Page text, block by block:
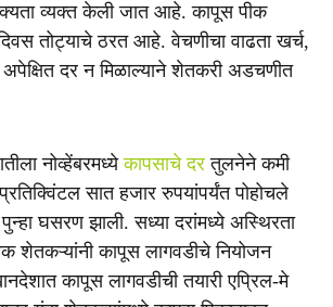
व्यक्त केली जात आहे. कापूस पीक
तोट्याचे ठरत आहे. वेचणीचा वाढता खर्च,
दर न मिळाल्याने शेतकरी अडचणीत
नोव्हेंबरमध्येकापसाचे दर तुलनेने कमी
सात हजार रुपयांपर्यंत पोहोचले
घसरण झाली. सध्या दरांमध्ये अस्थिरता
शेतकऱ्यांनी कापूस लागवडीचे नियोजन
कापूस लागवडीची तयारी एप्रिल-मे